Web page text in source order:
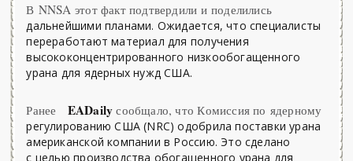
В NNSA этот факт подтвердили и поделились
дальнейшими планами. Ожидается, что специалисты
переработают материал для получения
высококонцентрированного низкообогащенного
урана для ядерных нужд США.
Ранее EADaily сообщало, что Комиссия по ядерному
регулированию США (NRC) одобрила поставки урана
американской компании в Россию. Это сделано
с целью производства обогащенного урана для